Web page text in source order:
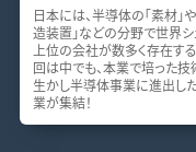
日本には、半導体の「素材」
造装置」などの分野で世界シ
上位の会社が数多く存在する
回は中でも、本業で培った技
生かし半導体事業に進出し
業が集結！